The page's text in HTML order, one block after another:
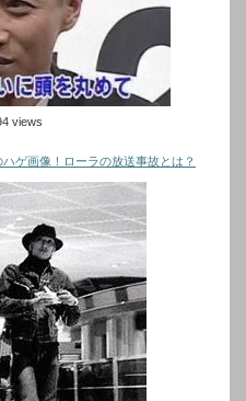
views
ゲ画像！ローラの放送事故とは？